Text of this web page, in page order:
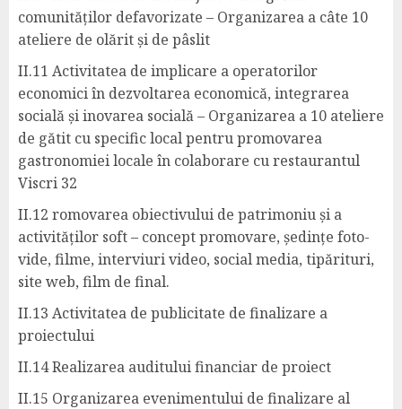
comunităților defavorizate – Organizarea a câte 10
ateliere de olărit și de pâslit
II.11 Activitatea de implicare a operatorilor
economici în dezvoltarea economică, integrarea
socială și inovarea socială – Organizarea a 10 ateliere
de gătit cu specific local pentru promovarea
gastronomiei locale în colaborare cu restaurantul
Viscri 32
II.12 romovarea obiectivului de patrimoniu și a
activităților soft – concept promovare, ședințe foto-
vide, filme, interviuri video, social media, tipărituri,
site web, film de final.
II.13 Activitatea de publicitate de finalizare a
proiectului
II.14 Realizarea auditului financiar de proiect
II.15 Organizarea evenimentului de finalizare al